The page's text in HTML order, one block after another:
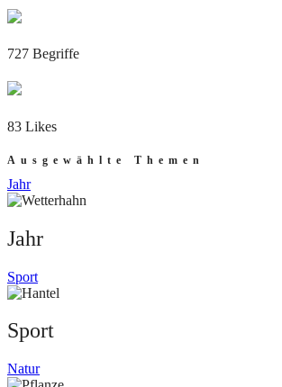
727 Begriffe
83 Likes
Ausgewählte Themen
Jahr
Jahr
Sport
Sport
Natur